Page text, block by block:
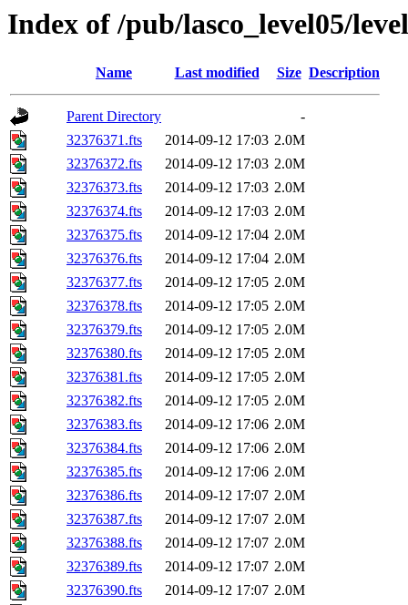
Index of /pub/lasco_level05/
Name Last modified Size Description
Parent Directory
-
32376371.fts
2014-09-12 17:03 2.0M
32376372.fts
2014-09-12 17:03 2.0M
32376373.fts
2014-09-12 17:03 2.0M
32376374.fts
2014-09-12 17:03 2.0M
32376375.fts
2014-09-12 17:04 2.0M
32376376.fts
2014-09-12 17:04 2.0M
32376377.fts
2014-09-12 17:05 2.0M
32376378.fts
2014-09-12 17:05 2.0M
32376379.fts
2014-09-12 17:05 2.0M
32376380.fts
2014-09-12 17:05 2.0M
32376381.fts
2014-09-12 17:05 2.0M
32376382.fts
2014-09-12 17:05 2.0M
32376383.fts
2014-09-12 17:06 2.0M
32376384.fts
2014-09-12 17:06 2.0M
32376385.fts
2014-09-12 17:06 2.0M
32376386.fts
2014-09-12 17:07 2.0M
32376387.fts
2014-09-12 17:07 2.0M
32376388.fts
2014-09-12 17:07 2.0M
32376389.fts
2014-09-12 17:07 2.0M
32376390.fts
2014-09-12 17:07 2.0M